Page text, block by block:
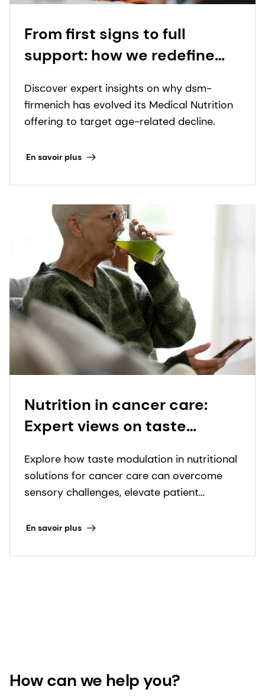
From first signs to full
support: how we redefine
with special dietary needs
Discover expert insights on why dsm-
firmenich has evolved its Medical Nutrition
offering to target age-related decline.
En savoir plus
Nutrition in cancer care:
Expert views on taste
palatability and compliance
Explore how taste modulation in nutritional
solutions for cancer care can overcome
sensory challenges, elevate patient
En savoir plus
How can we help you?